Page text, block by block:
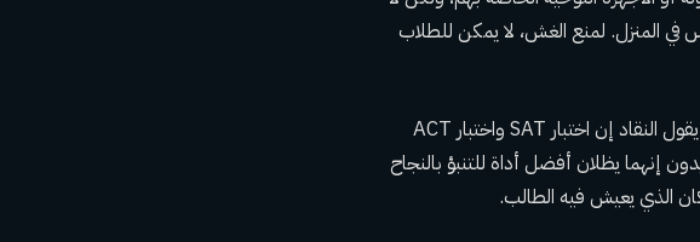
في المنزل. لمنع الغش، لا يمكن للطلاب
إن التحول إلى التكنولوجيا الرقمية لن يحل الجدل الدائر حول العدالة. في حين يقول النقاد إن اختبار SAT واختبار ACT
إنهما يظلان أفضل أداة للتنبؤ بالنجاح
الذي يعيش فيه الطالب.